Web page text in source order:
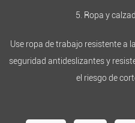
5. Ropa y
Use ropa de trabajo resistente a
seguridad antideslizantes y
el riesgo de